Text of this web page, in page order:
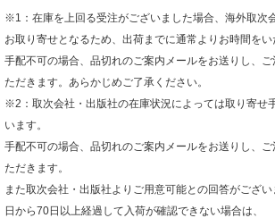
※1：在庫を上回る受注がございました場合、海外取次
お取り寄せとなるため、出荷までに通常よりお時間をい
手配不可の場合、品切れのご案内メールをお送りし、
ただきます。あらかじめご了承ください。
※2：取次会社・出版社の在庫状況によっては取り寄せ
います。
手配不可の場合、品切れのご案内メールをお送りし、
ただきます。
また取次会社・出版社よりご用意可能との回答がござ
日から70日以上経過して入荷が確認できない場合は、